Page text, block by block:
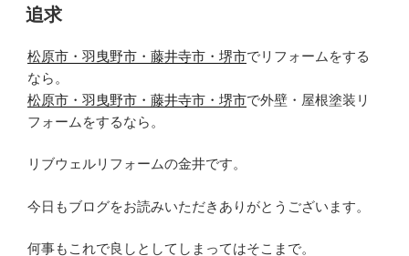
稿
日:
追求
松原市・羽曳野市・藤井寺市・堺市でリフォームをする
なら。
松原市・羽曳野市・藤井寺市・堺市で外壁・屋根塗装リ
フォームをするなら。
リブウェルリフォームの金井です。
今日もブログをお読みいただきありがとうございます。
何事もこれで良しとしてしまってはそこまで。